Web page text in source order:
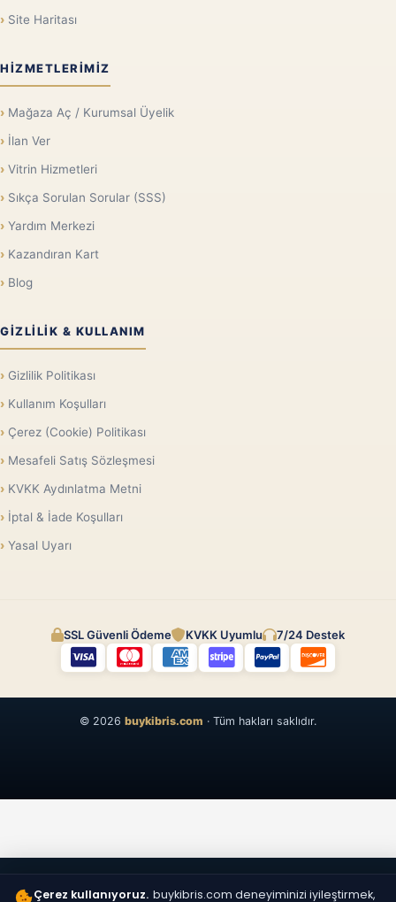
Site Haritası
HIZMETLERIMIZ
Mağaza Aç / Kurumsal Üyelik
İlan Ver
Vitrin Hizmetleri
Sıkça Sorulan Sorular (SSS)
Yardım Merkezi
Kazandıran Kart
Blog
GIZLILIK & KULLANIM
Gizlilik Politikası
Kullanım Koşulları
Çerez (Cookie) Politikası
Mesafeli Satış Sözleşmesi
KVKK Aydınlatma Metni
İptal & İade Koşulları
Yasal Uyarı
SSL Güvenli Ödeme KVKK Uyumlu 7/24 Destek
© 2026 buykibris.com · Tüm hakları saklıdır.
Çerez kullanıyoruz. buykibris.com deneyiminizi iyileştirmek,